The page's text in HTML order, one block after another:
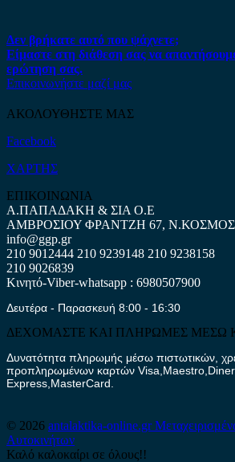
Δεν βρήκατε αυτό που ψάχνετε;
Είμαστε στη διάθεση σας να
ερώτηση σας.
Επικοινωνήστε μαζί μας
ΑΚΟΛΟΥΘΗΣΤΕ ΜΑΣ
Facebook
ΧΑΡΤΗΣ
ΕΠΙΚΟΙΝΩΝΙΑ
Α.ΠΑΠΑΔΑΚΗ & ΣΙΑ Ο.Ε
ΑΜΒΡΟΣΙΟΥ ΦΡΑΝΤΖΗ 67, Ν.ΚΟΣΜΟΣ
info@ggp.gr
210 9012444 210 9239148 210 9238158
210 9026839
Κινητό-Viber-whatsapp : 6980507900
Δευτέρα - Παρασκευή 8:00 - 16:30
ΔΕΧΟΜΑΣΤΕ ΚΑΙ ΠΛΗΡΩΜΕΣ ΜΕΣΩ
Δυνατότητα πληρωμής μέσω πιστωτικών,
προπληρωμένων καρτών
Express,MasterCard.
© 2026 antalaktika-online.gr
Αυτοκινήτων
Καλό καλοκαίρι σε όλους!!